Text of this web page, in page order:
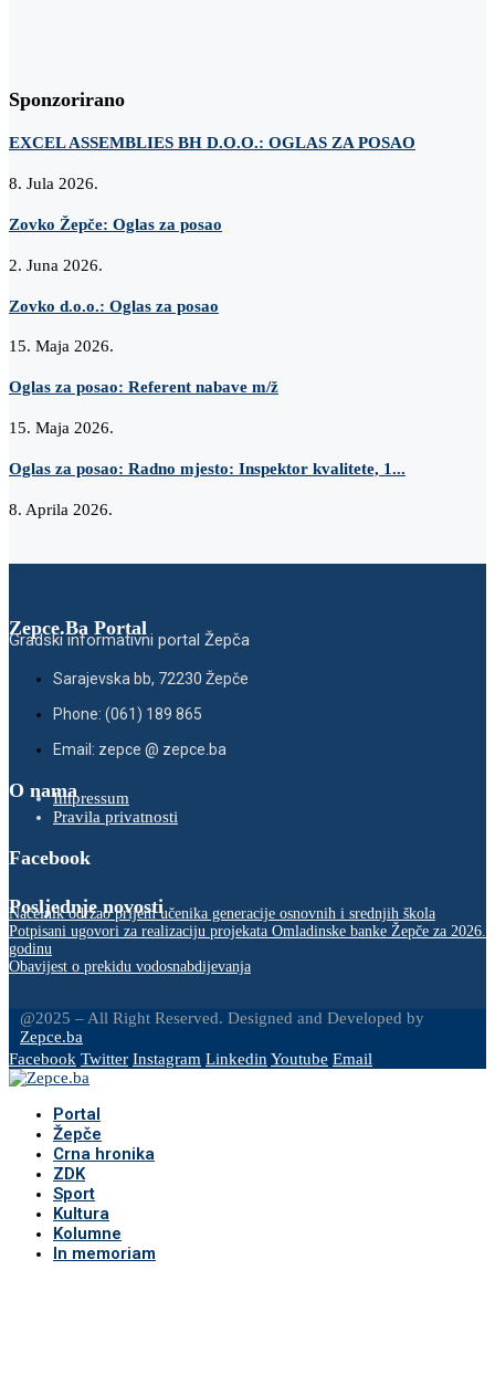
Sponzorirano
EXCEL ASSEMBLIES BH D.O.O.: OGLAS ZA POSAO
8. Jula 2026.
Zovko Žepče: Oglas za posao
2. Juna 2026.
Zovko d.o.o.: Oglas za posao
15. Maja 2026.
Oglas za posao: Referent nabave m/ž
15. Maja 2026.
Oglas za posao: Radno mjesto: Inspektor kvalitete, 1...
8. Aprila 2026.
Zepce.Ba Portal
Gradski informativni portal Žepča
Sarajevska bb, 72230 Žepče
Phone: (061) 189 865
Email: zepce @ zepce.ba
O namaImpressum
Pravila privatnosti
Facebook
Posljednje novosti
Načelnik održao prijem učenika generacije osnovnih i srednjih škola
Potpisani ugovori za realizaciju projekata Omladinske banke Žepče za 2026.
godinu
Obavijest o prekidu vodosnabdijevanja
@2025 – All Right Reserved. Designed and Developed by
Zepce.ba
Facebook Twitter Instagram LinkedinYoutube Email
Portal
Žepče
Crna hronika
ZDK
Sport
Kultura
Kolumne
In memoriam